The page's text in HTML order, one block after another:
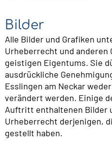
Bilder
Alle Bilder und Grafiken
Urheberrecht und anderen
geistigen Eigentums. Sie
ausdrückliche
Esslingen am Neckar
verändert werden. Einige
Auftritt enthaltenen Bilder
Urheberrecht derjenigen,
gestellt haben.